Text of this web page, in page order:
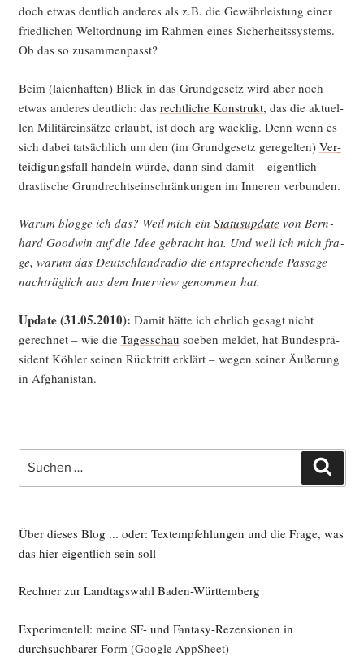
doch etwas deut­lich ande­res als z.B. die Gewähr­leis­tung einer
fried­li­chen Welt­ord­nung im Rah­men eines Sicher­heits­sys­tems.
Ob das so zusammenpasst?
Beim (lai­en­haf­ten) Blick in das Grund­ge­setz wird aber noch
etwas ande­res deut­lich: das recht­li­che Kon­strukt, das die aktu­el­
len Mili­tär­ein­sät­ze erlaubt, ist doch arg wack­lig. Denn wenn es
sich dabei tat­säch­lich um den (im Grund­ge­setz gere­gel­ten) Ver­
tei­di­gungs­fall han­deln wür­de, dann sind damit – eigent­lich –
dras­ti­sche Grund­rechts­ein­schrän­kun­gen im Inne­ren verbunden.
War­um blog­ge ich das? Weil mich ein Sta­tus­up­date von Bern­
hard Good­win auf die Idee gebracht hat. Und weil ich mich fra­
ge, war­um das Deutsch­land­ra­dio die ent­spre­chen­de Pas­sa­ge
nach­träg­lich aus dem Inter­view genom­men hat.
Update (31.05.2010): Damit hät­te ich ehr­lich gesagt nicht
gerech­net – wie die Tages­schau soeben mel­det, hat Bun­des­prä­
si­dent Köh­ler sei­nen Rück­tritt erklärt – wegen sei­ner Äuße­rung
in Afghanistan.
Suche
nach:
Über dieses Blog ... oder: Textempfehlungen und die Frage, was
das hier eigentlich sein soll
Rechner zur Landtagswahl Baden-Württemberg
Experimentell: meine SF- und Fantasy-Rezensionen in
durchsuchbarer Form (Google AppSheet)